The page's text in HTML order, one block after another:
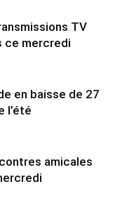
TV
ce mercredi
en baisse de 27
l’été
amicales